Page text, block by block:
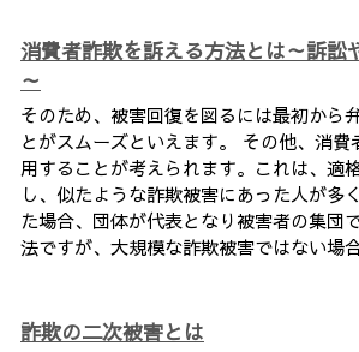
消費者詐欺を訴える方法とは～訴訟
～
そのため、被害回復を図るには最初から
とがスムーズといえます。 その他、消費
用することが考えられます。これは、適
し、似たような詐欺被害にあった人が多
た場合、団体が代表となり被害者の集団
法ですが、大規模な詐欺被害ではない場
詐欺の二次被害とは